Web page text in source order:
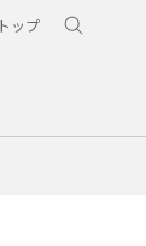
ップ